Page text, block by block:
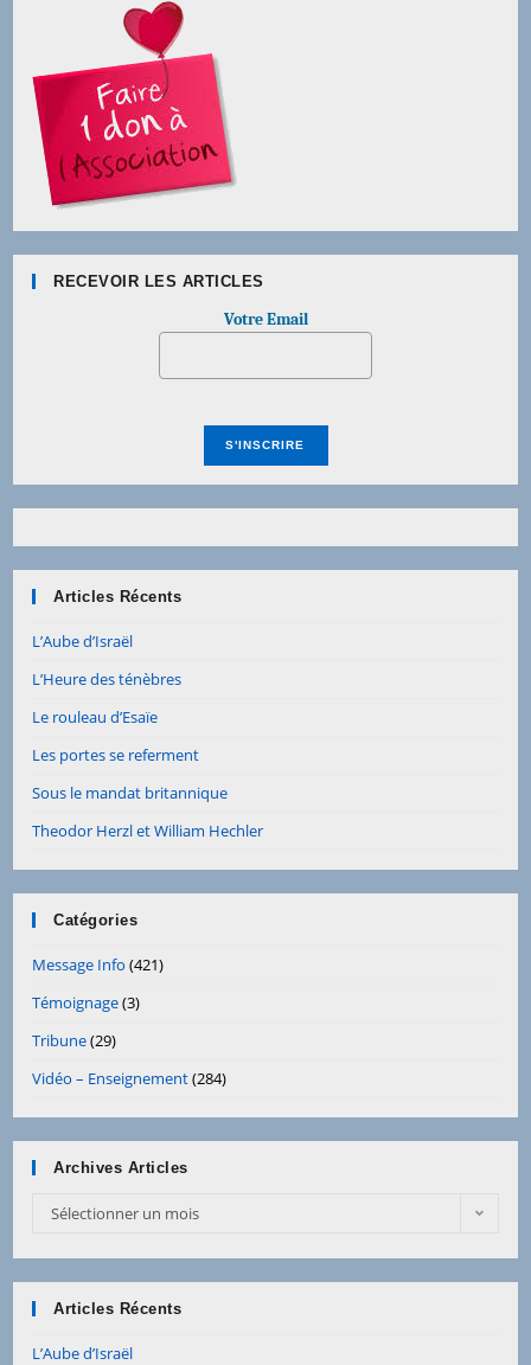
RECEVOIR LES ARTICLES
Votre Email
Articles Récents
L’Aube d’Israël
L’Heure des ténèbres
Le rouleau d’Esaïe
Les portes se referment
Sous le mandat britannique
Theodor Herzl et William Hechler
Catégories
Message Info (421)
Témoignage(3)
Tribune(29)
Vidéo – Enseignement(284)
Archives Articles
Archives
Sélectionner un mois
Articles Récents
L’Aube d’Israël